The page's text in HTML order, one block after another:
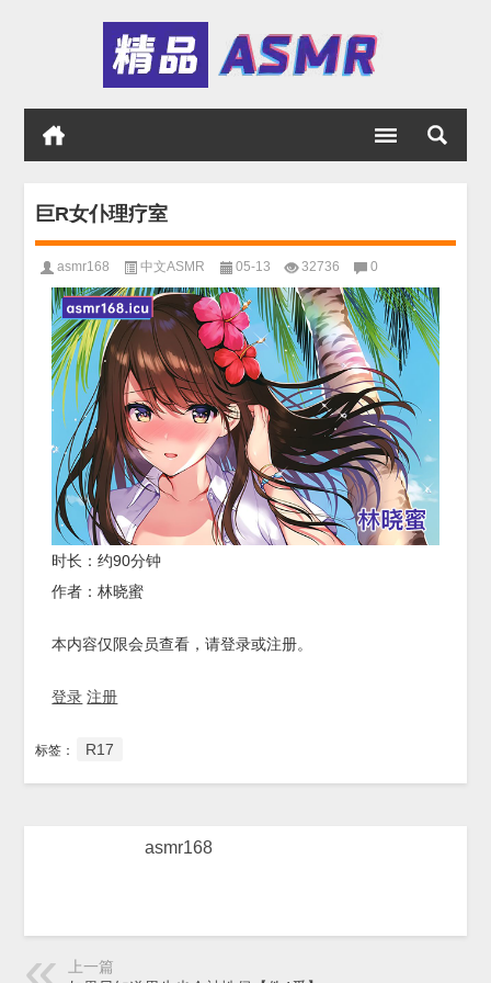
巨R女仆理疗室
asmr168 中文ASMR 05-13 32736 0
时长：约90分钟
作者：林晓蜜
本内容仅限会员查看，请登录或注册。
登录 注册
标签： R17
asmr168
上一篇